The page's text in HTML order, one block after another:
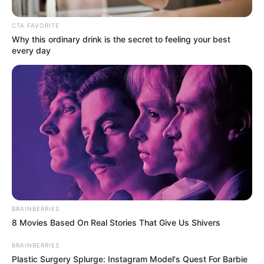
Piden a las directivas mejores tarifas para los
domiciliariosya que, según ellos, en muchos casos los
monetariamente.
CTA FAVORITE
Why this ordinary drink is the secret to feeling your best
every day
BRAINBERRIES
8 Movies Based On Real Stories That Give Us Shivers
BRAINBERRIES
Plastic Surgery Splurge: Instagram Model's Quest For Barbie